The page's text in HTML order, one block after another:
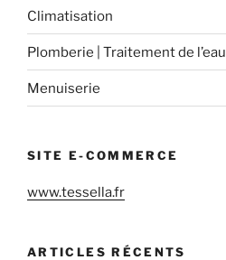
Climatisation
Plomberie | Traitement de l’eau
Menuiserie
SITE E-COMMERCE
www.tessella.fr
ARTICLES RÉCENTS